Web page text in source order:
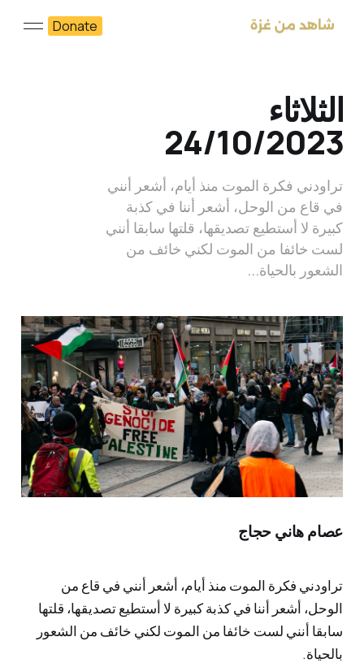
Donate
الثلاثاء
24/10/2023
تراودني فكرة الموت منذ أيام، أشعر أنني
في قاع من الوحل، أشعر أننا في كذبة
كبيرة لا أستطيع تصديقها، قلتها سابقا أنني
لست خائفا من الموت لكني خائف من
الشعور بالحياة...
تراودني فكرة الموت منذ أيام، أشعر أنني في قاع من
الوحل، أشعر أننا في كذبة كبيرة لا أستطيع تصديقها، قلتها
سابقا أنني لست خائفا من الموت لكني خائف من الشعور
بالحياة.
عصام هاني حجاج